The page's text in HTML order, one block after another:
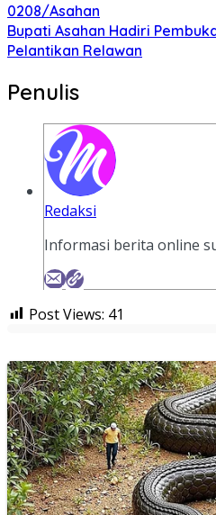
0208/Asahan
Bupati Asahan Hadiri
Pelantikan Relawan
Penulis
Redaksi
Informasi berita online
Post Views: 41